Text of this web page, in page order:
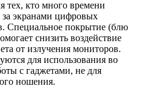
тех, кто много времени
за экранами цифровых
Специальное покрытие (блю
снизить воздействие
от излучения мониторов.
для использования во
с гаджетами, не для
ношения.